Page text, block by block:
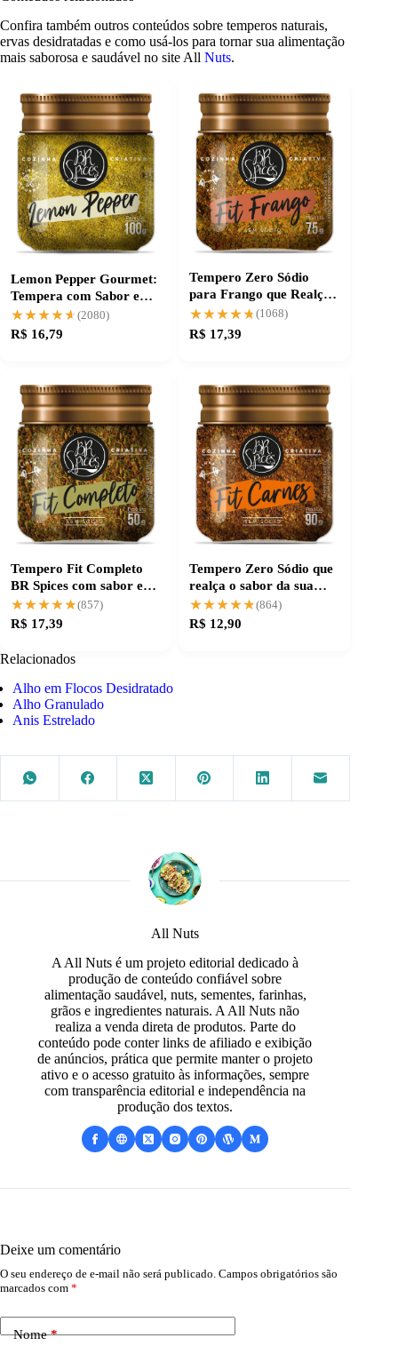
Confira também outros conteúdos sobre temperos naturais,
ervas desidratadas e como usá-los para tornar sua alimentação
mais saborosa e saudável no site All Nuts.
Lemon Pepper Gourmet:
Tempera com Sabor e
Praticidade
★★★★★
★★★★★ (2080)
R$ 16,79
Tempero Zero Sódio
para Frango que Realça
o Sabor Natural
★★★★★
★★★★★(1068)
R$ 17,39
Tempero Fit Completo
BR Spices com sabor e
praticidade
★★★★★
★★★★★ (857)
R$ 17,39
Tempero Zero Sódio que
realça o sabor da sua
carne
★★★★★
★★★★★(864)
R$ 12,90
Relacionados
Alho em Flocos Desidratado
Alho Granulado
Anis Estrelado
All Nuts
A All Nuts é um projeto editorial dedicado à
produção de conteúdo confiável sobre
alimentação saudável, nuts, sementes, farinhas,
grãos e ingredientes naturais. A All Nuts não
realiza a venda direta de produtos. Parte do
conteúdo pode conter links de afiliado e exibição
de anúncios, prática que permite manter o projeto
ativo e o acesso gratuito às informações, sempre
com transparência editorial e independência na
produção dos textos.
Deixe um comentário
O seu endereço de e-mail não será publicado. Campos obrigatórios são
marcados com *
Nome*